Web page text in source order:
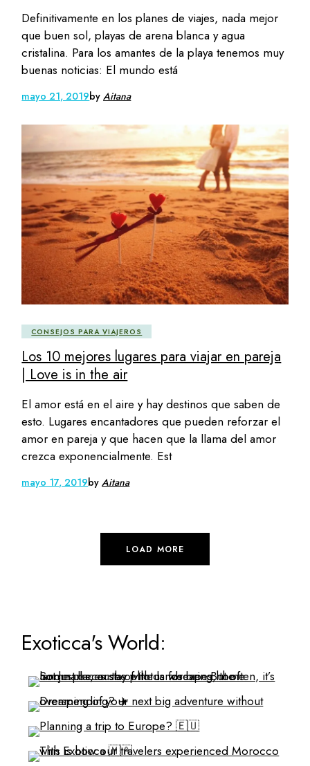
Definitivamente en los planes de viajes, nada mejor
que buen sol, playas de arena blanca y agua
cristalina. Para los amantes de la playa tenemos muy
buenas noticias: El mundo está
mayo 21, 2019byAitana
CONSEJOS PARA VIAJEROS
Los 10 mejores lugares para viajar en pareja
| Love is in the air
El amor está en el aire y hay destinos que saben de
esto. Lugares encantadores que pueden reforzar el
amor en pareja y que hacen que la llama del amor
crezca exponencialmente. Est
mayo 17, 2019byAitana
LOAD MORE
Exoticca's World: